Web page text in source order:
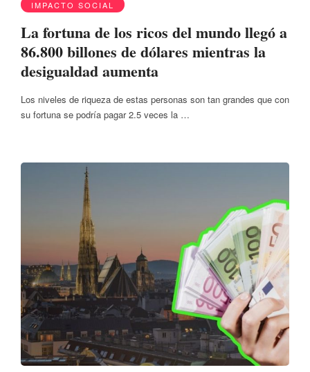
IMPACTO SOCIAL
La fortuna de los ricos del mundo llegó a
86.800 billones de dólares mientras la
desigualdad aumenta
Los niveles de riqueza de estas personas son tan grandes que con
su fortuna se podría pagar 2.5 veces la …